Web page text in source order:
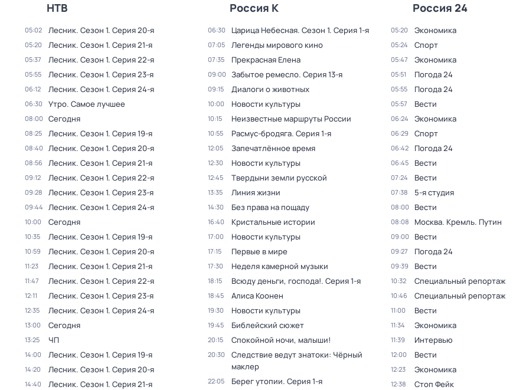
НТВ
05:02 Лесник. Сезон 1. Серия 20-я
05:20 Лесник. Сезон 1. Серия 21-я
05:37 Лесник. Сезон 1. Серия 22-я
05:55 Лесник. Сезон 1. Серия 23-я
06:12 Лесник. Сезон 1. Серия 24-я
06:30 Утро. Самое лучшее
08:00 Сегодня
08:25 Лесник. Сезон 1. Серия 19-я
08:40 Лесник. Сезон 1. Серия 20-я
08:56 Лесник. Сезон 1. Серия 21-я
09:12 Лесник. Сезон 1. Серия 22-я
09:28 Лесник. Сезон 1. Серия 23-я
09:44 Лесник. Сезон 1. Серия 24-я
10:00 Сегодня
10:35 Лесник. Сезон 1. Серия 19-я
10:59 Лесник. Сезон 1. Серия 20-я
11:23 Лесник. Сезон 1. Серия 21-я
11:47 Лесник. Сезон 1. Серия 22-я
12:11 Лесник. Сезон 1. Серия 23-я
12:35 Лесник. Сезон 1. Серия 24-я
13:00 Сегодня
13:25 ЧП
14:00 Лесник. Сезон 1. Серия 19-я
14:20 Лесник. Сезон 1. Серия 20-я
14:40 Лесник. Сезон 1. Серия 21-я
Россия К
06:30 Царица Небесная. Сезон 1. Серия 1-я
07:05 Легенды мирового кино
07:35 Прекрасная Елена
09:00 Забытое ремесло. Серия 13-я
09:15 Диалоги о животных
10:00 Новости культуры
10:15 Неизвестные маршруты России
10:55 Расмус-бродяга. Серия 1-я
12:05 Запечатлённое время
12:30 Новости культуры
12:45 Твердыни земли русской
13:35 Линия жизни
14:30 Без права на пощаду
16:40 Кристальные истории
17:00 Новости культуры
17:15 Первые в мире
17:30 Неделя камерной музыки
18:15 Всюду деньги, господа!. Серия 1-я
18:45 Алиса Коонен
19:30 Новости культуры
19:45 Библейский сюжет
20:15 Спокойной ночи, малыши!
20:30
Следствие ведут знатоки: Чёрный
маклер
22:05 Берег утопии. Серия 1-я
Россия 24
05:20 Экономика
05:24 Спорт
05:47 Экономика
05:51 Погода 24
05:55 Погода 24
05:57 Вести
06:24 Экономика
06:29 Спорт
06:42 Погода 24
06:45 Вести
07:24 Вести
07:38 5-я студия
08:00 Вести
08:08 Москва. Кремль. Путин
09:00 Вести
09:27 Погода 24
09:39 Вести
10:32 Специальный репортаж
10:46 Специальный репортаж
11:00 Вести
11:34 Экономика
11:39 Интервью
12:00 Вести
12:23 Экономика
12:38 Стоп Фейк